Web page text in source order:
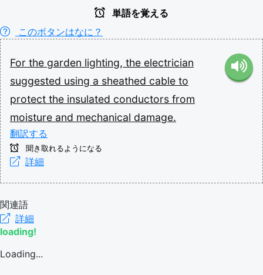
単語を覚える
このボタンはなに？
For the garden lighting, the electrician
suggested using a sheathed cable to
protect the insulated conductors from
moisture and mechanical damage.
翻訳する
聞き取れるようになる
詳細
関連語
詳細
loading!
Loading...